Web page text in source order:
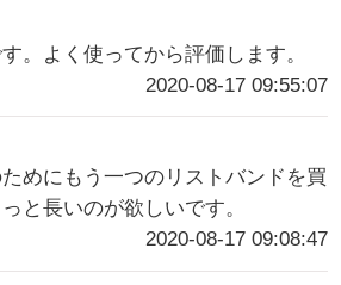
。よく使ってから評価します。
2020-08-17 09:55:07
めにもう一つのリストバンドを買
と長いのが欲しいです。
2020-08-17 09:08:47